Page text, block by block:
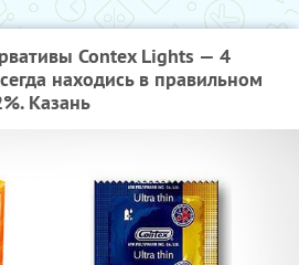
Contex Lights — 4
находись в правильном
Казань